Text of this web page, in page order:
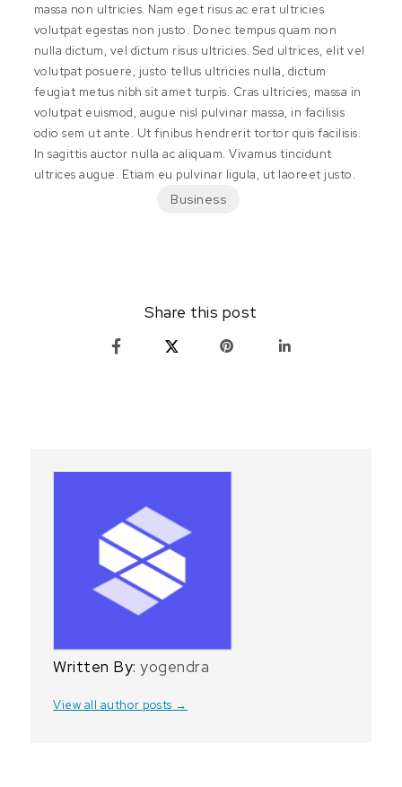
massa non ultricies. Nam eget risus ac erat ultricies
volutpat egestas non justo. Donec tempus quam non
nulla dictum, vel dictum risus ultricies. Sed ultrices, elit vel
volutpat posuere, justo tellus ultricies nulla, dictum
feugiat metus nibh sit amet turpis. Cras ultricies, massa in
volutpat euismod, augue nisl pulvinar massa, in facilisis
odio sem ut ante. Ut finibus hendrerit tortor quis facilisis.
In sagittis auctor nulla ac aliquam. Vivamus tincidunt
ultrices augue. Etiam eu pulvinar ligula, ut laoreet justo.
Business
Share this post
Written By: yogendra
View all author posts →